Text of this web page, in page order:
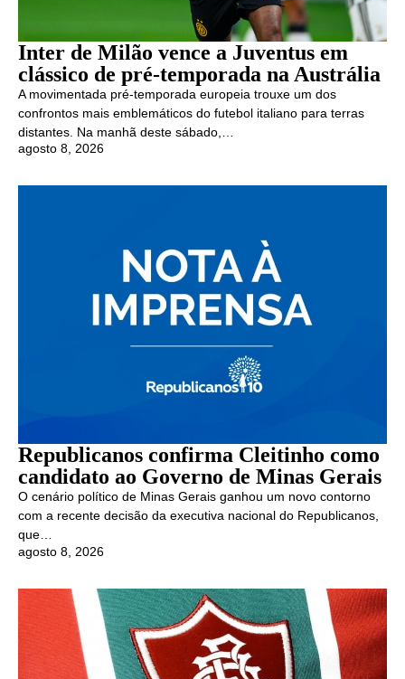
Inter de Milão vence a Juventus em
clássico de pré-temporada na Austrália
A movimentada pré-temporada europeia trouxe um dos
confrontos mais emblemáticos do futebol italiano para terras
distantes. Na manhã deste sábado,…
agosto 8, 2026
Republicanos confirma Cleitinho como
candidato ao Governo de Minas Gerais
O cenário político de Minas Gerais ganhou um novo contorno
com a recente decisão da executiva nacional do Republicanos,
que…
agosto 8, 2026